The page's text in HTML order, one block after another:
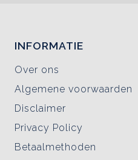
INFORMATIE
Over ons
Algemene voorwaarden
Disclaimer
Privacy Policy
Betaalmethoden